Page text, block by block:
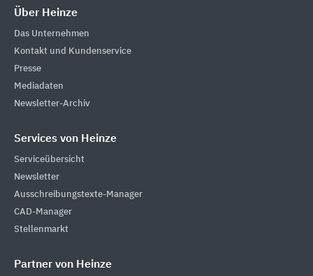
Über Heinze
Das Unternehmen
Kontakt und Kundenservice
Presse
Mediadaten
Newsletter-Archiv
Services von Heinze
Serviceübersicht
Newsletter
Ausschreibungstexte-Manager
CAD-Manager
Stellenmarkt
Partner von Heinze